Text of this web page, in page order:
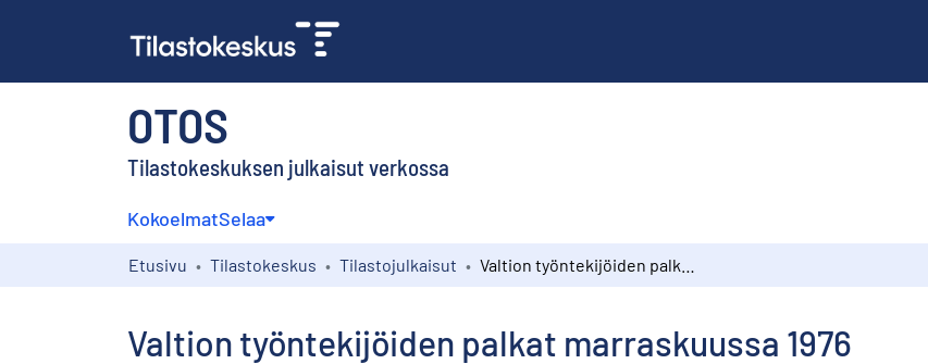
OTOS
Tilastokeskuksen julkaisut verkossa
KokoelmatSelaa
Etusivu Tilastokeskus Tilastojulkaisut
Valtion työntekijöiden palkat marraskuussa 1976